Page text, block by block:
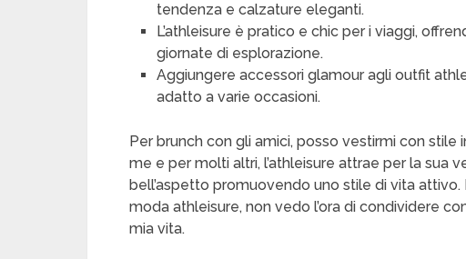
tendenza e calzature eleganti.
L’athleisure è pratico e chic per i viaggi,
giornate di esplorazione.
Aggiungere accessori glamour agli outfit
adatto a varie occasioni.
Per brunch con gli amici, posso vestirmi con stile
me e per molti altri, l’athleisure attrae per la sua
bell’aspetto promuovendo uno stile di vita
moda athleisure, non vedo l’ora di condividere
mia vita.